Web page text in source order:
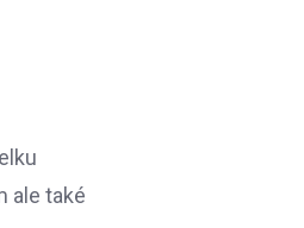
ale také